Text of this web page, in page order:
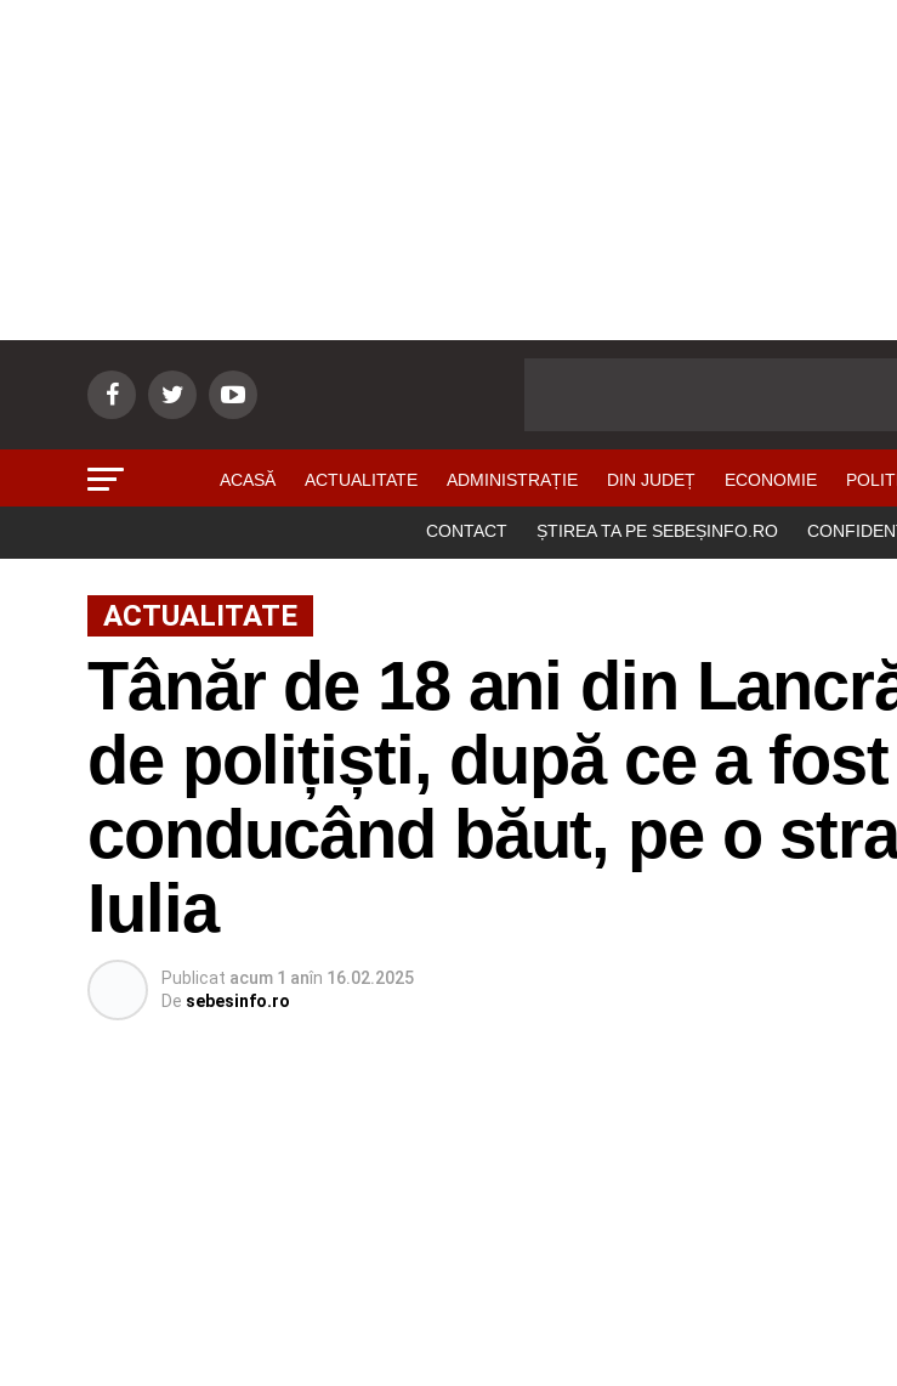
ACASĂ ACTUALITATE ADMINISTRAȚIE DIN JUDEȚ ECONOMIE
CONTACT ȘTIREA TA PE SEBEȘINFO.RO
ACTUALITATE
Tânăr de 18 ani din
de polițiști, după ce a
conducând băut, pe o
Iulia
Publicat acum 1 anîn 16.02.2025
De sebesinfo.ro